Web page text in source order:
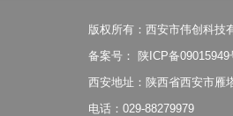
版权所有：西安市伟创科技
备案号：
陕ICP备09015949
西安地址：陕西省西安市雁
电话：029-88279979